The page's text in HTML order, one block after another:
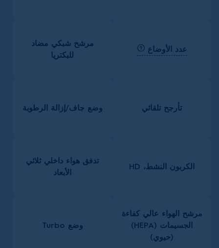
عدد الأوضاع
مرشح شبكي مضاد
للبكتريا
تأرجح تلقائي وضع جاف/إزالة الرطوبة
الكربون النشط، HD
تدفق هواء داخلي ثلاثي
الأبعاد
مرشح الهواء عالي كفاءة
الجسيمات (HEPA)
(حيوي)
وضع Turbo